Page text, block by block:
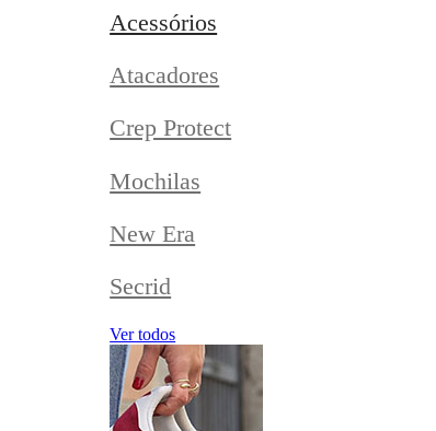
Acessórios
Atacadores
Crep Protect
Mochilas
New Era
Secrid
Ver todos